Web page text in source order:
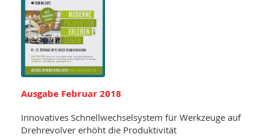
Ausgabe Februar 2018
Innovatives Schnellwechselsystem für Werkzeuge auf
Drehrevolver erhöht die Produktivität